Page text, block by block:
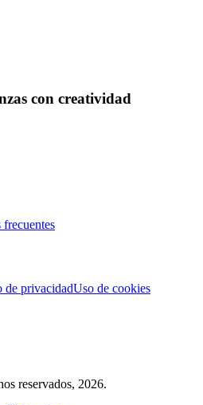
con creatividad
frecuentes
de privacidadUso de cookies
reservados, 2026.